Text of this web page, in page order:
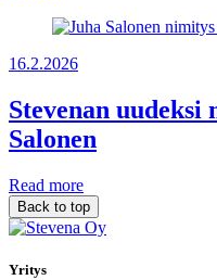
16.2.2026
Stevenan
Salonen
Read more
Back to top
Yritys